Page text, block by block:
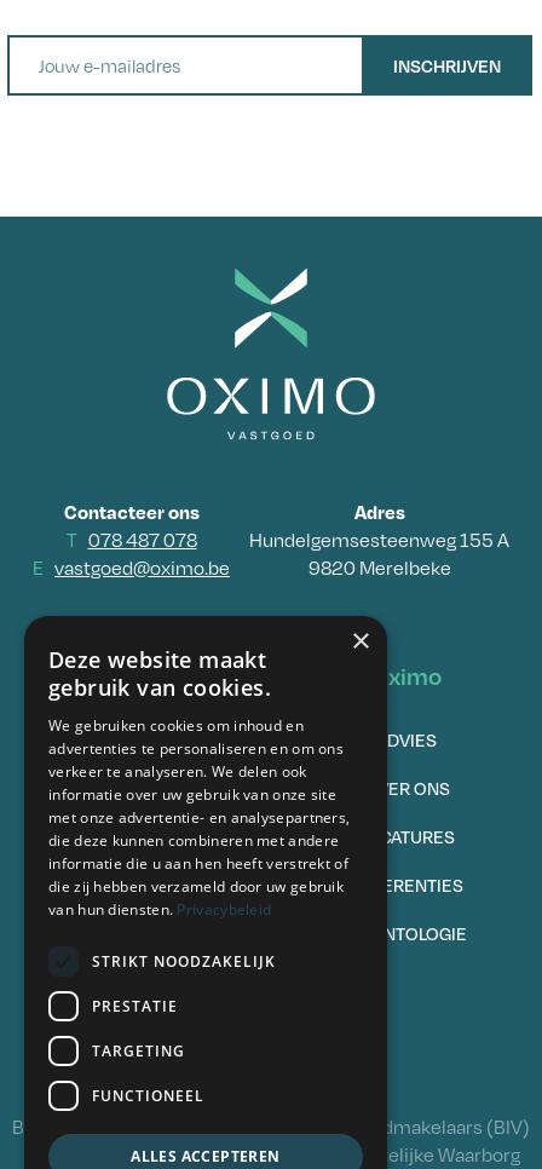
INSCHRIJVEN
Contacteer ons
T 078 487 078
E vastgoed@oximo.be
Adres
Hundelgemsesteenweg 155 A
9820 Merelbeke
Vastgoed
TE KOOP
VERKOPEN
TE HUUR
VERHUREN
Oximo
ADVIES
OVER ONS
VACATURES
REFERENTIES
DEONTOLOGIE
Volg ons
BIV 504341 - Beroepsinstituut van Vastgoedmakelaars (BIV)
Luxemburgstraat 16B, 1000 Brussel - Wettelijke Waarborg
×
Deze website maakt
gebruik van cookies.
We gebruiken cookies om inhoud en
advertenties te personaliseren en om ons
verkeer te analyseren. We delen ook
informatie over uw gebruik van onze site
met onze advertentie- en analysepartners,
die deze kunnen combineren met andere
informatie die u aan hen heeft verstrekt of
die zij hebben verzameld door uw gebruik
van hun diensten. Privacybeleid
STRIKT NOODZAKELIJK
PRESTATIE
TARGETING
FUNCTIONEEL
ALLES ACCEPTEREN